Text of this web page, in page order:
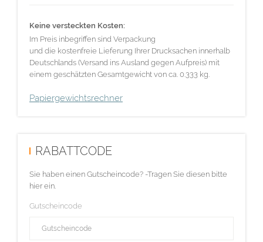
Keine versteckten Kosten:
Im Preis inbegriffen sind Verpackung
und die kostenfreie Lieferung Ihrer Drucksachen innerhalb
Deutschlands (Versand ins Ausland gegen Aufpreis) mit
einem geschätzten Gesamtgewicht von ca. 0.333 kg.
Papiergewichtsrechner
RABATTCODE
Sie haben einen Gutscheincode? -Tragen Sie diesen bitte
hier ein.
Gutscheincode